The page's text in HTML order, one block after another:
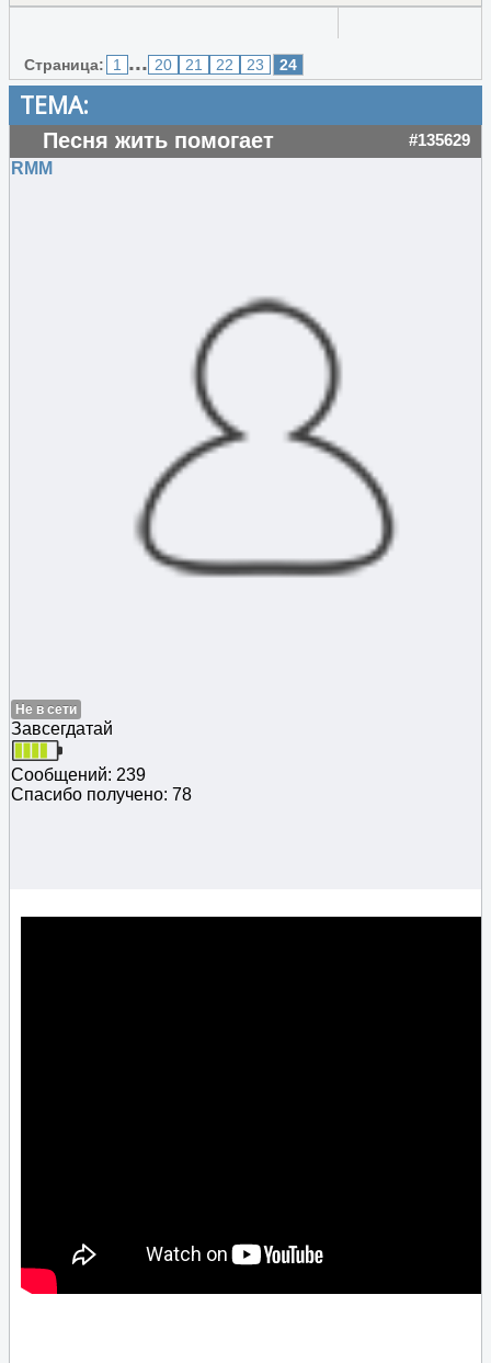
Страница: 1 ... 20 21 22 23 24
ТЕМА:
Песня жить помогает #135629
RMM
Не в сети
Завсегдатай
Сообщений: 239
Спасибо получено: 78